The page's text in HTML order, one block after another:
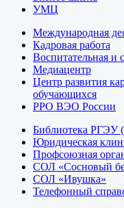
УМЦ
Международная
Кадровая работа
Воспитательная и
Медиацентр
Центр развития
обучающихся
РРО ВЭО России
Библиотека
Юридическая
Профсоюзная
СОЛ «Сосновый
СОЛ «Ивушка»
Телефонный